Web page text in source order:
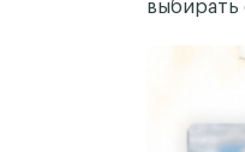
выбирать